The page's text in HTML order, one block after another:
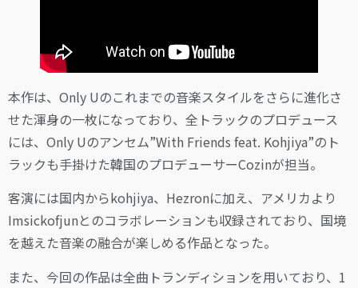
本作は、Only Uのこれまでの音楽スタイルをさらに進化さ
せた渾身の一枚になっており、全トラックのプロデュース
には、Only Uのアンセム”With Friends feat. Kohjiya”のト
ラックも手掛けた韓国のプロデューサーCozinが担当。
客演には国内からkohjiya、Hezronに加え、アメリカより
Imsickofjunとのコラボレーションも収録されており、国境
を越えた音楽の融合が楽しめる作品となった。
また、今回の作品は全曲トランディションを用いており、1